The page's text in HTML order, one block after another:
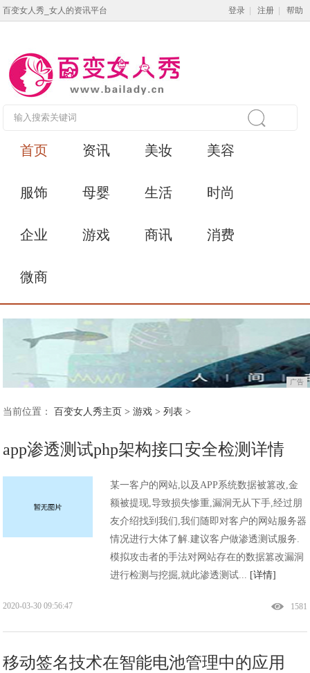
百变女人秀_女人的资讯平台 登录 注册 帮助
首页 资讯 美妆 美容
服饰 母婴 生活 时尚
企业 游戏 商讯 消费
微商
广告
当前位置： 百变女人秀主页 >游戏 > 列表 >
app渗透测试php架构接口安全检测详情
某一客户的网站,以及APP系统数据被篡改,金
额被提现,导致损失惨重,漏洞无从下手,经过朋
友介绍找到我们,我们随即对客户的网站服务器
情况进行大体了解.建议客户做渗透测试服务.
模拟攻击者的手法对网站存在的数据篡改漏洞
进行检测与挖掘,就此渗透测试... [详情]
1581
2020-03-30 09:56:47
移动签名技术在智能电池管理中的应用